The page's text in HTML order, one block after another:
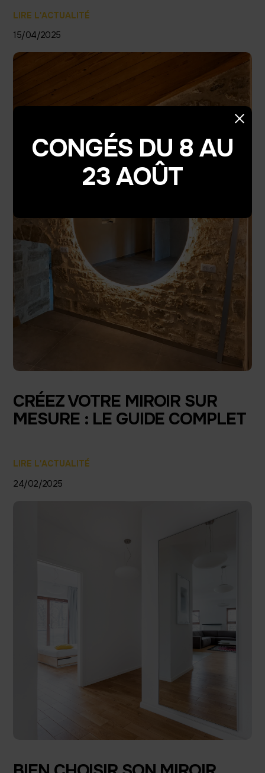
CONGÉS DU 8 AU
23 AOÛT
LIRE L'ACTUALITÉ
15/04/2025
CRÉEZ VOTRE MIROIR SUR
MESURE : LE GUIDE COMPLET
LIRE L'ACTUALITÉ
24/02/2025